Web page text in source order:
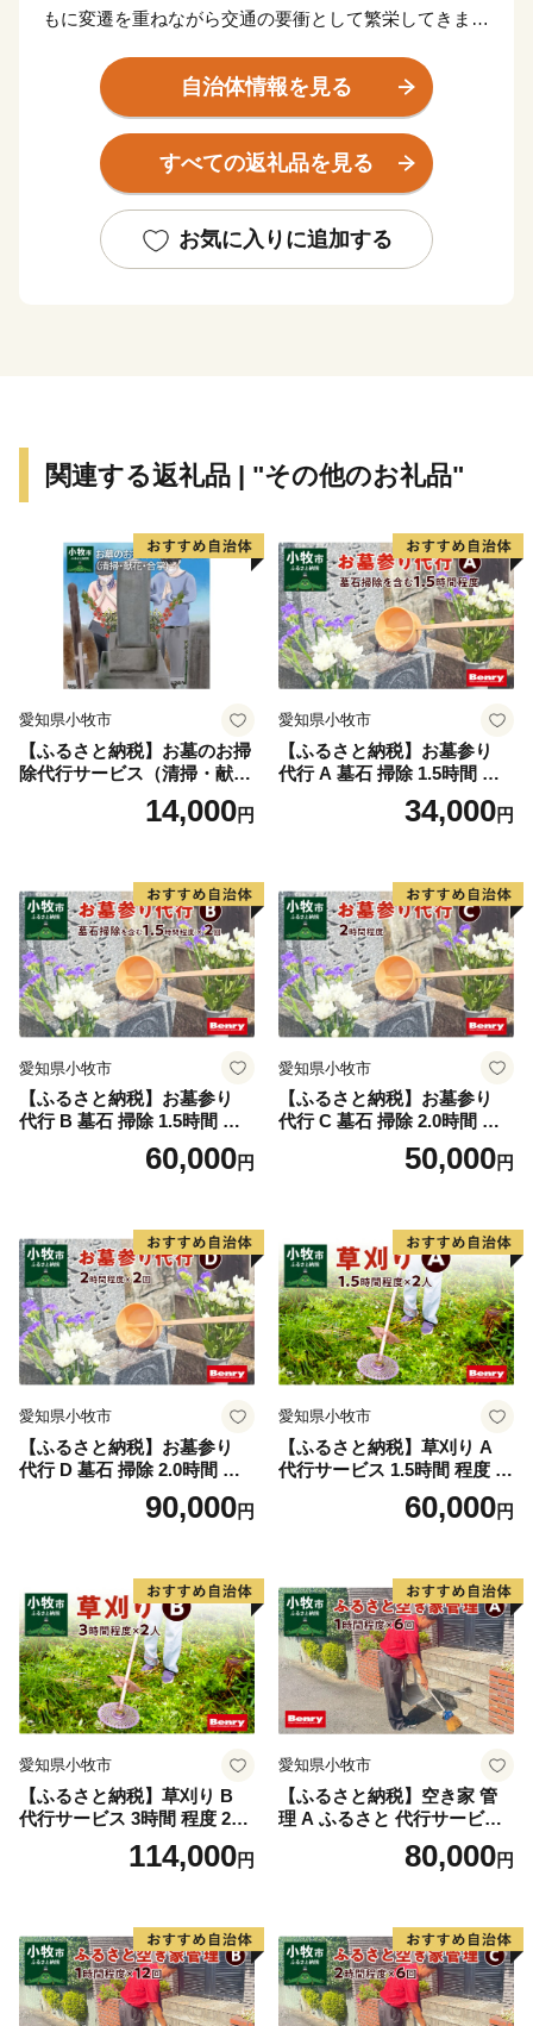
もに変遷を重ねながら交通の要衝として繁栄してきまし
農業や農産加工業が盛んで、肉用牛、豚、鶏を合わせた
畜産農業産出額が日本一を誇る畜産のまちです。当市の
牛、豚、鶏は、雄大な霧島連山の自然に囲まれた大地で
生まれ、清らかな水、良質な飼料、農家の温かい愛情が
日本一の出荷額を誇る焼酎は、霧島山麓で育つサツマイ
モや地下深くからくみ上げられた清らかな水などを原料
寄附者様からいただいた個人情報は、都城市が責任をも
はございません。
寄附者様からいただいた個人情報は、商品の発送とご連
絡、いただいたふるさと納税の使い道に関する報告、都
城市が主催・出展するふるさと納税関連イベント情報の
提供、都城市のふるさと納税に関する情報提供のため、
また、上記の手段としては、電子メールの配信やパンフ
レット等の郵送をさせていただく場合がございます。
したら、都城市ふるさと納税担当(0986-58-7727、
自治体情報を見る
すべての返礼品を見る
お気に入りに追加する
関連する返礼品 | "その他のお礼品"
愛知県小牧市
【ふるさと納税】お墓のお掃
除代行サービス（清掃・献
14,000円
愛知県小牧市
【ふるさと納税】お墓参り
代行 A 墓石 掃除 1.5時間 程
度 お参り 献花 献香 雑草 除
去 処分 草抜き 清掃 お手入れ
石 デザイン墓石 愛知県 小牧
市
34,000円
愛知県小牧市
【ふるさと納税】お墓参り
代行 B 墓石 掃除 1.5時間 程
度 × 2回 お参り 献花 献香 雑
草 除去 処分 草抜き 清掃 お
洋型墓石 デザイン墓石 愛知
県 小牧市
60,000円
愛知県小牧市
【ふるさと納税】お墓参り
代行 C 墓石 掃除 2.0時間 程
度 お参り 献花 献香 雑草 除
去 処分 草抜き 清掃 お手入れ
石 デザイン墓石 愛知県 小牧
市
50,000円
愛知県小牧市
【ふるさと納税】お墓参り
代行 D 墓石 掃除 2.0時間 程
度 × 2回 お参り 献花 献香 雑
草 除去 処分 草抜き 清掃 お
洋型墓石 デザイン墓石 愛知
県 小牧市
90,000円
愛知県小牧市
【ふるさと納税】草刈り A
代行サービス 1.5時間 程度 2
人作業 伐採 低草木 剪定 ゴミ
拾い 清掃 雑草 除去 除草 作
き小牧味岡店 愛知県 小牧市
60,000円
愛知県小牧市
【ふるさと納税】草刈り B
代行サービス 3時間 程度 2人
作業 伐採 低草木 剪定 ゴミ拾
い 清掃 雑草 除去 除草 作業
小牧味岡店 愛知県 小牧市
114,000円
愛知県小牧市
【ふるさと納税】空き家 管
理 A ふるさと 代行サービス
1時間 程度 × 6回 建物 外部
状況 確認 2ヶ月に1回 雨漏り
ック チラシ 回収 廃棄 提案
助言 愛知県 小牧市
80,000円